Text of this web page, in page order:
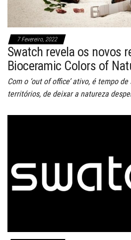
7 Fevereiro, 2022
Swatch revela os novos
Bioceramic Colors of
Com o ‘out of office’ ativo, é tempo
territórios, de deixar a natureza